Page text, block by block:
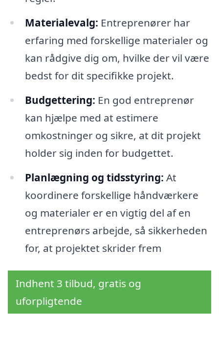
Materialevalg: Entreprenører har
erfaring med forskellige materialer og
kan rådgive dig om, hvilke der vil være
bedst for dit specifikke projekt.
Budgettering: En god entreprenør
kan hjælpe med at estimere
omkostninger og sikre, at dit projekt
holder sig inden for budgettet.
Planlægning og tidsstyring: At
koordinere forskellige håndværkere
og materialer er en vigtig del af en
entreprenørs arbejde, så sikkerheden
for, at projektet skrider frem
Indhent 3 tilbud, gratis og
uforpligtende